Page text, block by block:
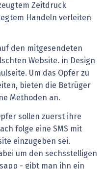
Zeitdruck
Handeln verleiten
den mitgesendeten
Website. in Design
Um das Opfer zu
bieten die Betrüger
Methoden an.
sollen zuerst ihre
folge eine SMS mit
einzugeben sei.
um den sechsstelligen
- gibt man ihn ein